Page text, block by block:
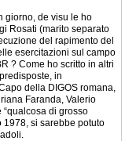
giorno, de visu le ho
Rosati (marito separato
del rapimento del
esercitazioni sul campo
? Come ho scritto in altri
in
della DIGOS romana,
Faranda, Valerio
“qualcosa di grosso
1978, si sarebbe potuto